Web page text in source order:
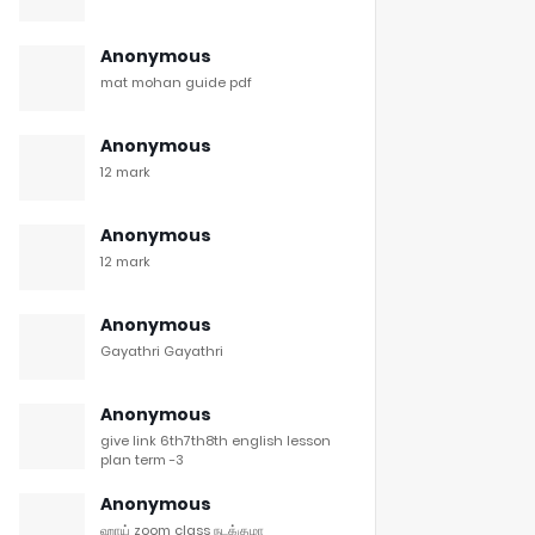
Anonymous
mat mohan guide pdf
Anonymous
12 mark
Anonymous
12 mark
Anonymous
Gayathri Gayathri
Anonymous
give link 6th7th8th english lesson
plan term -3
Anonymous
ஹாய் zoom class நடக்குமா